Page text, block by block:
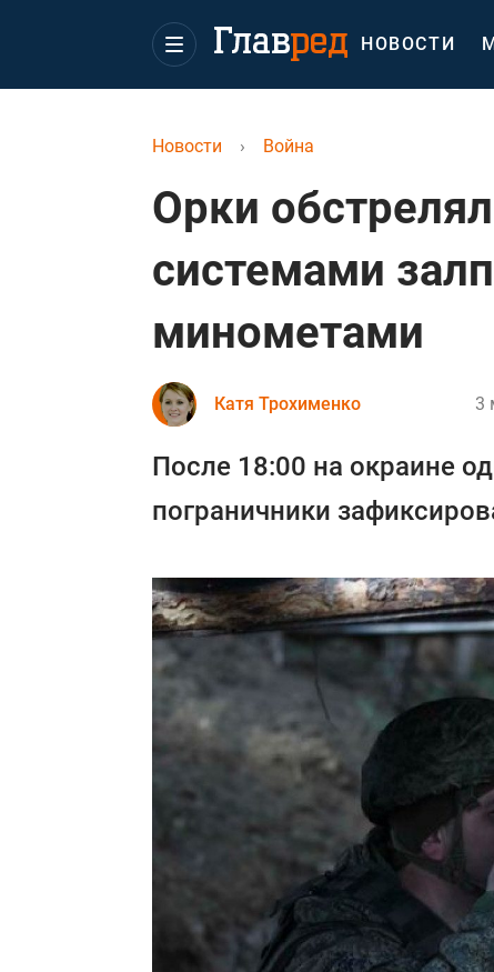
НОВОСТИ
Новости › Война
Орки
системами
минометами
Катя Трохименко 3
После 18:00 на окраине
пограничники